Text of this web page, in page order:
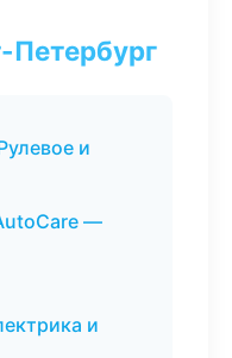
Петербург
и
—
и